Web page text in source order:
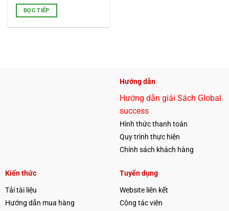
ĐỌC TIẾP
Hướng dẫn
Hướng dẫn giải Sách Global
success
Hình thức thanh toán
Quy trình thực hiện
Chính sách khách hàng
Kiến thức
Tải tài liệu
Hướng dẫn mua hàng
Tuyển dụng
Website liên kết
Cộng tác viên